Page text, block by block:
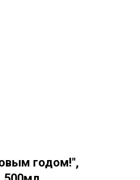
годом!",